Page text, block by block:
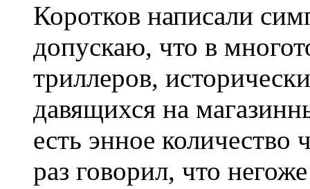
Коротков написали
допускаю, что в
триллеров,
давящихся на
есть энное
раз говорил, что